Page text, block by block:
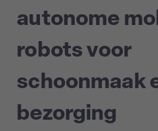
autonome
robots voor
schoonmaak
bezorging